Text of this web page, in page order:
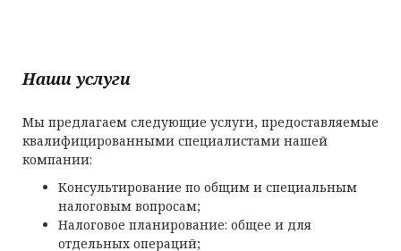
Наши услуги
Мы предлагаем следующие услуги, предоставляемые
квалифицированными специалистами нашей
компании:
Консультирование по общим и специальным
налоговым вопросам;
Налоговое планирование: общее и для
отдельных операций;